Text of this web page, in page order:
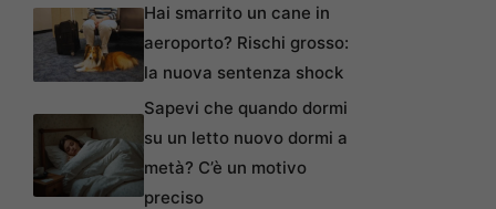
Hai smarrito un cane in
aeroporto? Rischi grosso:
la nuova sentenza shock
Sapevi che quando dormi
su un letto nuovo dormi a
metà? C’è un motivo
preciso